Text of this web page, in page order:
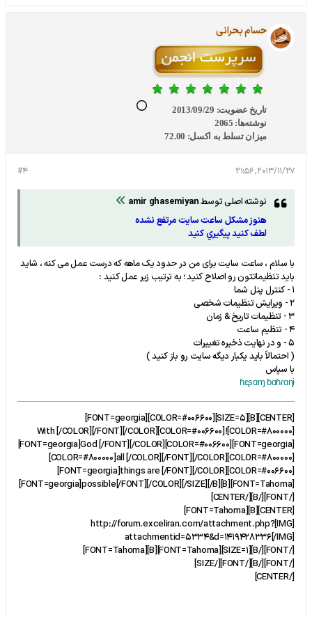
حسام بحرانی
تاریخ عضویت: 2013/09/29
نوشته‌ها: 2065
میزان تسلط به اکسل: 72.00
#4 2013/11/27, 21:56
نوشته اصلی توسطamir ghasemiyan
هنوز مشكل ساعت سايت مرتفع نشده
لطف كنيد پيگيري كنيد
با سلام ، ساعت سایت برای من در حدود یک ماهه که درست عمل می کنه ، شاید
باید تنظیماتتون رو اصلاح کنید ؛ به ترتیب زیر عمل کنید :
1 - کنترل پنل شما
2 - ویرایش تنظیمات شخصی
3 - تنظیمات تاریخ & زمان
4 - تنظیم ساعت
5 - و در نهایت ذخیره تغییرات
( احتمالاً باید یکبار دیگه سایت رو باز کنید )
با سپاس
ɦɛʂɑɱ ɓɑɦɾɑɳɨ
[CENTER][B][SIZE=5][COLOR=#006600][FONT=georgia]
[COLOR=#800000]!With [/COLOR][/FONT][/COLOR][COLOR=#006600]
[FONT=georgia]God [/FONT][/COLOR][COLOR=#006600][FONT=georgia]
[COLOR=#800000]all [/COLOR][/FONT][/COLOR][COLOR=#800000]
[FONT=georgia]things are [/FONT][/COLOR][COLOR=#006600]
[FONT=georgia]possible[/FONT][/COLOR][/SIZE][/B][B][FONT=Tahoma]
[/FONT][/B][/CENTER]
[CENTER][B][FONT=Tahoma]
[IMG]http://forum.exceliran.com/attachment.php?
attachmentid=5334&d=1419428336[/IMG]
[/FONT][/B][SIZE=1][FONT=Tahoma][B][FONT=Tahoma]
[/FONT][/B][/FONT][/SIZE]
[/CENTER]